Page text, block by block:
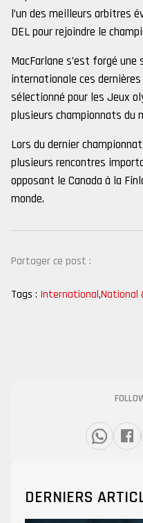
l’un des meilleurs arbitres
DEL pour rejoindre le
MacFarlane s’est forgé
internationale ces
sélectionné pour les Jeux
plusieurs championnats du
Lors du dernier
plusieurs rencontres
opposant le Canada à la
monde.
Partager ce post :
Tags : International,National
DERNIERS